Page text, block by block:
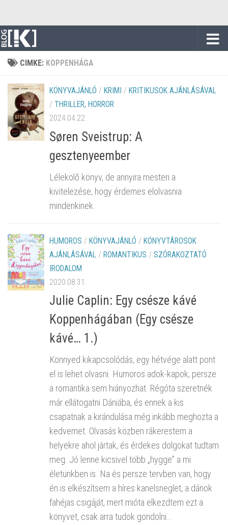
CIMKE: KOPPENHÁGA
KÖNYVAJÁNLÓ / KRIMI / KRITIKUSOK AJÁNLÁSÁVAL
/ THRILLER, HORROR
2024.04.22.
Søren Sveistrup: A
gesztenyeember
Lélekölő könyv, de annyira mesteri a
kivitelezése, hogy érdemes elolvasnia
mindenkinek.
HUMOROS / KÖNYVAJÁNLÓ / KÖNYVTÁROSOK
AJÁNLÁSÁVAL / ROMANTIKUS / SZÓRAKOZTATÓ
IRODALOM
2020.08.31.
Julie Caplin: Egy ​csésze kávé
Koppenhágában (Egy csésze
kávé… 1.)
Könnyed kikapcsolódás, egy hétvége alatt pont
el is lehet olvasni. Humoros adok-kapok, persze
a romantika sem hiányozhat. Régóta szeretnék
már ellátogatni Dániába, és ennek a kis
csapatnak a kirándulása még inkább meghozta a
kedvemet. Olvasás közben rákerestem a
helyekre ahol jártak, és érdekes dolgokat tudtam
meg. Jó lenne kicsivel több „hygge” a mi
életünkben is. Na és persze tervben van, hogy
én is elkészítsem a híres kanelsneglet, a dánok
fahéjas csigáját, mert mióta elkezdtem ezt a
könyvet, csak arra tudok gondolni…